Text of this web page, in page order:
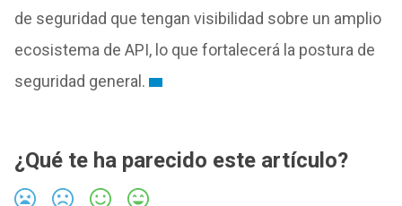
de seguridad que tengan visibilidad sobre un amplio
ecosistema de API, lo que fortalecerá la postura de
seguridad general.
¿Qué te ha parecido este artículo?